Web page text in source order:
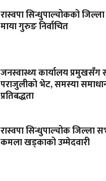
रास्वपा सिन्धुपाल्चोकको
माया गुरुङ निर्वाचित
जनस्वास्थ्य कार्यालय प्रमुखसँग
पराजुलीको भेट, समस्या
प्रतिबद्धता
रास्वपा सिन्धुपाल्चोक जिल्ला
कमला खड्काको उम्मेदवारी